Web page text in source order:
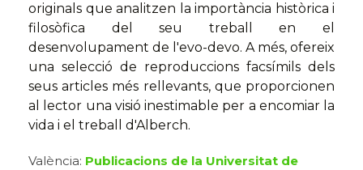
originals que analitzen la importància històrica i
filosòfica del seu treball en el
desenvolupament de l'evo-devo. A més, ofereix
una selecció de reproduccions facsímils dels
seus articles més rellevants, que proporcionen
al lector una visió inestimable per a encomiar la
vida i el treball d'Alberch.
València: Publicacions de la Universitat de